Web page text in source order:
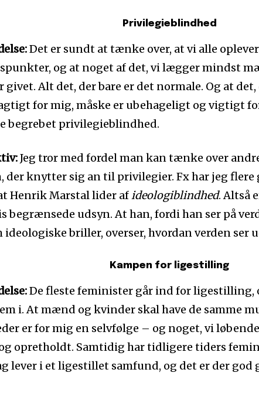
Privilegieblindhed
Det er sundt at tænke over, at vi alle
og at noget af det, vi lægger mindst
givet. Alt det, der bare er det normale. Og at
for mig, måske er ubehageligt og vigtigt
begrebet privilegieblindhed.
Jeg tror med fordel man kan tænke over
der knytter sig an til privilegier. Fx har jeg flere
Henrik Marstal lider afideologiblindhed. Altså
begrænsede udsyn. At han, fordi han ser på
ideologiske briller, overser, hvordan verden ser
Kampen for ligestilling
De fleste feminister går ind for ligestilling,
i. At mænd og kvinder skal have de samme
er for mig en selvfølge – og noget, vi
opretholdt. Samtidig har tidligere tiders
lever i et ligestillet samfund, og det er der